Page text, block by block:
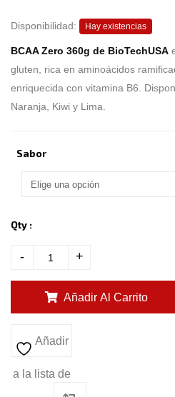
b
a
e
o
n
c
s
Disponibilidad: Hay existencias
BCAA Zero 360g de BioTechUSA
gluten, rica en aminoácidos
enriquecida con vitamina B6.
Naranja, Kiwi y Lima.
Sabor
Qty :
- +
Añadir Al Carrito
Añadir
a la lista de